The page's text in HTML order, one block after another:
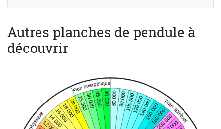
Autres planches de pendule à
découvrir